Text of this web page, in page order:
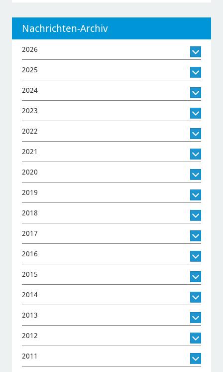
Nachrichten-Archiv
2026
2025
2024
2023
2022
2021
2020
2019
2018
2017
2016
2015
2014
2013
2012
2011